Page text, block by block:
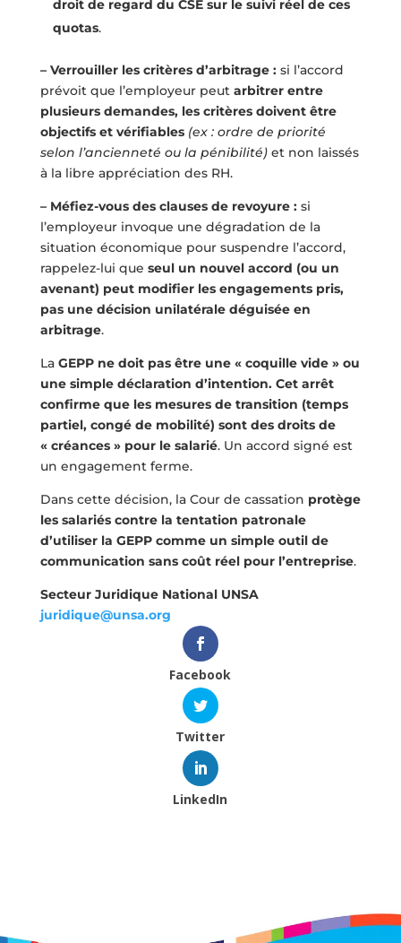
droit de regard du CSE sur le suivi réel de ces
quotas.
– Verrouiller les critères d’arbitrage :si l’accord
prévoit que l’employeur peut arbitrer entre
plusieurs demandes, les critères doivent être
objectifs et vérifiables (ex : ordre de priorité
selon l’ancienneté ou la pénibilité) et non laissés
à la libre appréciation des RH.
– Méfiez-vous des clauses de revoyure :si
l’employeur invoque une dégradation de la
situation économique pour suspendre l’accord,
rappelez-lui que seul un nouvel accord (ou un
avenant) peut modifier les engagements pris,
pas une décision unilatérale déguisée en
arbitrage.
La GEPP ne doit pas être une « coquille vide » ou
une simple déclaration d’intention. Cet arrêt
confirme que les mesures de transition (temps
partiel, congé de mobilité) sont des droits de
« créances » pour le salarié. Un accord signé est
un engagement ferme.
Dans cette décision, la Cour de cassation protège
les salariés contre la tentation patronale
d’utiliser la GEPP comme un simple outil de
communication sans coût réel pour l’entreprise.
Secteur Juridique National UNSA
juridique@unsa.org
Facebook
Twitter
LinkedIn